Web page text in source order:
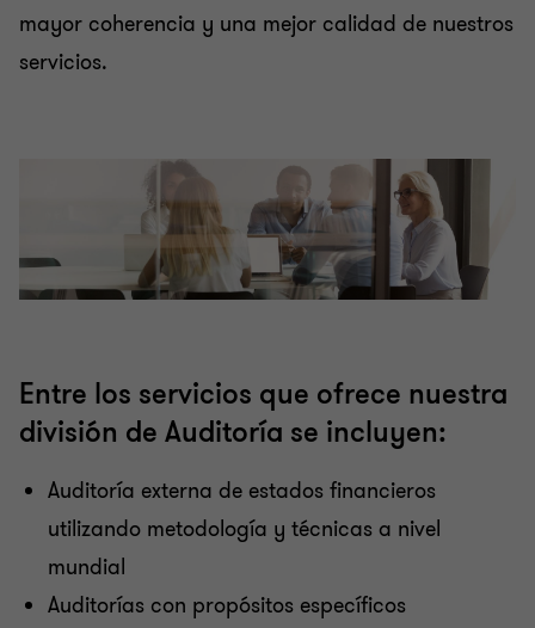
mayor coherencia y una mejor calidad de nuestros
servicios.
Entre los servicios que ofrece nuestra
división de Auditoría se incluyen:
Auditoría externa de estados financieros
utilizando metodología y técnicas a nivel
mundial
Auditorías con propósitos específicos